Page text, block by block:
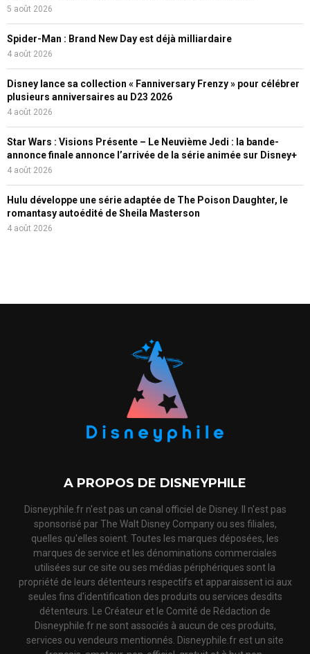
5 août 2026
Spider-Man : Brand New Day est déjà milliardaire
4 août 2026
Disney lance sa collection « Fanniversary Frenzy » pour célébrer
plusieurs anniversaires au D23 2026
4 août 2026
Star Wars : Visions Présente – Le Neuvième Jedi : la bande-
annonce finale annonce l’arrivée de la série animée sur Disney+
4 août 2026
Hulu développe une série adaptée de The Poison Daughter, le
romantasy autoédité de Sheila Masterson
4 août 2026
A PROPOS DE DISNEYPHILE
Disneyphile.fr n'est pas un canal officiel de Disney. Il n'est pas
sponsorisé par The Walt Disney Company ou ses filiales,
quelles qu'elles soient. Toutes les marques déposées, les
marques de service et les dénominations commerciales
utilisées sur ce site ou ses médias périphériques sont la
propriété de leurs détenteurs respectifs et apparaissent ici aux
seules fins d'identification des produits ou services desdits
détenteurs. Le Créateur et le Comité de Rédaction de
Disneyphile.fr ne sont associés à aucun de ces produits,
services ou vendeurs mentionnés. Disneyphile.fr est un site